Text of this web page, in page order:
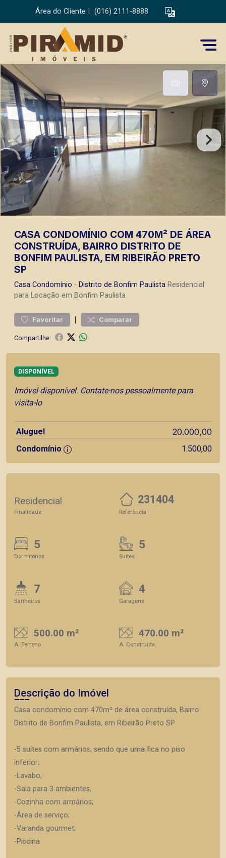
Área do Cliente (016) 2111-8888
CASA CONDOMÍNIO COM 470M² DE ÁREA
CONSTRUÍDA, BAIRRO DISTRITO DE
BONFIM PAULISTA, EM RIBEIRÃO PRETO
SP
Casa Condomínio - Distrito de Bonfim Paulista Residencial
para Locação em Bonfim Paulista
Favoritar | Comparar
Compartilhe:
DISPONÍVEL
Imóvel disponível. Contate-nos pessoalmente para
visita-lo
Aluguel 20.000,00
Condomínio 1.500,00
Residencial
Finalidade
231404
Referência
5
Dormitórios
5
Suítes
7
Banheiros
4
Garagens
500.00 m²
A. Terreno
470.00 m²
A. Construída
Descrição do Imóvel
Casa condomínio com 470m² de área construída, Bairro
Distrito de Bonfim Paulista, em Ribeirão Preto SP
-5 suítes com armários, sendo que uma fica no piso
inferior;
-Lavabo;
-Sala para 3 ambientes;
-Cozinha com armários;
-Área de serviço;
-Varanda gourmet;
-Piscina